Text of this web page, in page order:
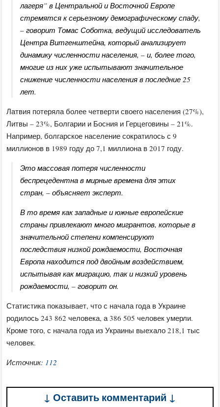
лагеря” в Центральной и Восточной Европе
стремятся к серьезному демографическому спаду,
– говорит Томас Соботка, ведущий исследователь
Центра Витгенштейна, который анализирует
динамику численности населения, – и, более того,
многие из них уже испытывают значительное
снижение численности населения в последние 25
лет.
Латвия потеряла более четверти своего населения (27%),
Литвы – 23%, Болгарии и Босния и Герцеговины – 21%.
Например, болгарское население сократилось с 9
миллионов в 1989 году до 7,1 миллиона в 2017 году.
Это массовая потеря численности
беспрецедентна в мирные времена для этих
стран, – объясняет эксперт.
В то время как западные и южные европейские
страны привлекают много мигрантов, которые в
значительной степени компенсируют
последствия низкой рождаемости, Восточная
Европа находится под двойным воздействием,
испытывая как миграцию, так и низкий уровень
рождаемости, – говорит он.
Статистика показывает, что с начала года в Украине
родилось 243 862 человека, а 386 505 человек умерли.
Кроме того, с начала года из Украины выехало 218,1 тыс
человек.
Источник: 112
↓ Оставить комментарий ↓